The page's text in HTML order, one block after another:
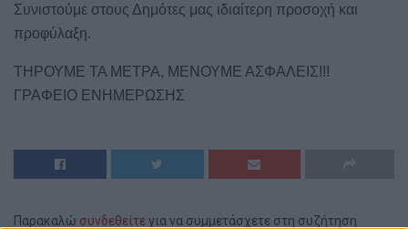
Συνιστούμε στους Δημότες μας ιδιαίτερη προσοχή και
προφύλαξη.
ΤΗΡΟΥΜΕ ΤΑ ΜΕΤΡΑ, ΜΕΝΟΥΜΕ ΑΣΦΑΛΕΙΣ!!!
ΓΡΑΦΕΙΟ ΕΝΗΜΕΡΩΣΗΣ
Παρακαλώ συνδεθείτεγια να συμμετάσχετε στη συζήτηση